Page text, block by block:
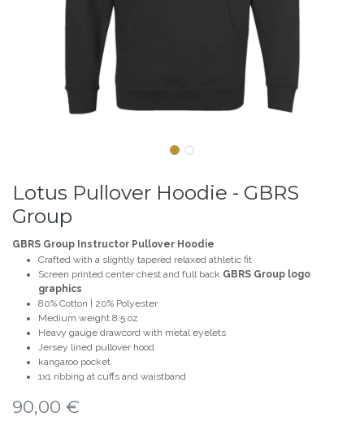
Lotus Pullover Hoodie - GBRS
Group
GBRS Group Instructor Pullover Hoodie
Crafted with a slightly tapered relaxed athletic fit
Screen printed center chest and full back GBRS Group logo
graphics
80% Cotton | 20% Polyester
Medium weight 8.5 oz
Heavy gauge drawcord with metal eyelets
Jersey lined pullover hood
kangaroo pocket
1x1 ribbing at cuffs and waistband
90,00 €